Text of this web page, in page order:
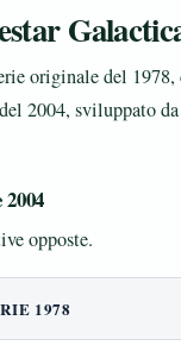
originale del 1978,
2004, sviluppato
opposte.
1978